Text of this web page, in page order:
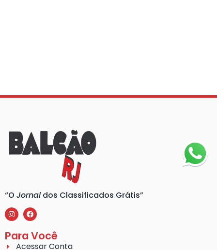
“O Jornaldos Classificados Grátis”
Para Você
Acessar Conta